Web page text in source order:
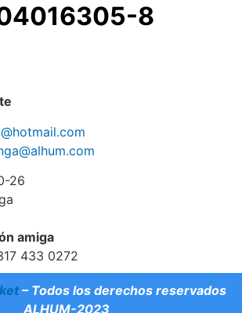
8
26
amiga
433 0272
– Todos los derechos reservados
ALHUM-2023